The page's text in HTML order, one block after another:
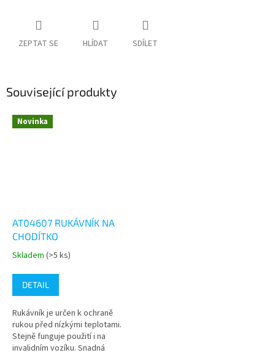
ZEPTAT SE HLÍDAT SDÍLET
Související produkty
Novinka
AT04607 RUKÁVNÍK NA
CHODÍTKO
Průměrné
produktu
z
5
hvězdiček.
Skladem (>5 ks)
DETAIL
Rukávník je určen k ochraně
rukou před nízkými teplotami.
Stejně funguje použití i na
invalidním vozíku. Snadná